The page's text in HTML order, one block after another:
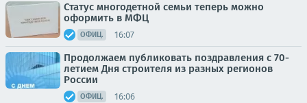
Статус многодетной семьи теперь можно
оформить в МФЦ
ОФИЦ. 16:07
Продолжаем публиковать поздравления с 70-
летием Дня строителя из разных регионов
России
ОФИЦ. 16:06